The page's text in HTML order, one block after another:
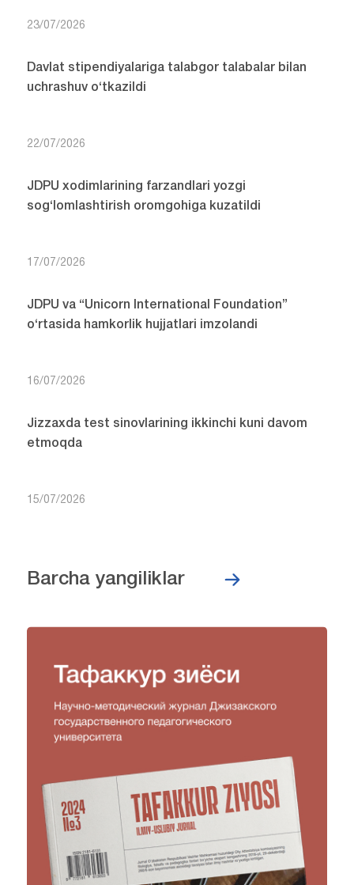
23/07/2026
Davlat stipendiyalariga talabgor talabalar bilan
uchrashuv o‘tkazildi
22/07/2026
JDPU xodimlarining farzandlari yozgi
sog‘lomlashtirish oromgohiga kuzatildi
17/07/2026
JDPU va “Unicorn International Foundation”
o‘rtasida hamkorlik hujjatlari imzolandi
16/07/2026
Jizzaxda test sinovlarining ikkinchi kuni davom
etmoqda
15/07/2026
Barcha yangiliklar